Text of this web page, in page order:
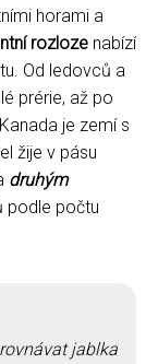
horami a
rozloze nabízí
Od ledovců a
prérie, až po
je zemí s
žije v pásu
druhým
podle počtu
jablka